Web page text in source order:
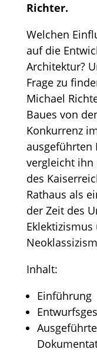
Richter.
Welchen
auf die
Architektur?
Frage zu
Michael
Baues von
Konkurrenz
ausgeführten
vergleicht ihn
des
Rathaus als
der Zeit des
Inhalt:
Einführung